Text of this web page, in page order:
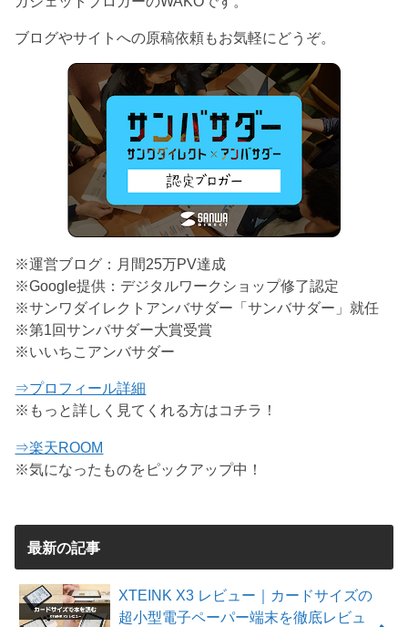
ブログやサイトへの原稿依頼もお気軽にどうぞ。
※運営ブログ：月間25万PV達成
※Google提供：デジタルワークショップ修了認定
※サンワダイレクトアンバサダー「サンバサダー」就任
※第1回サンバサダー大賞受賞
※いいちこアンバサダー
⇒プロフィール詳細
※もっと詳しく見てくれる方はコチラ！
⇒楽天ROOM
※気になったものをピックアップ中！
最新の記事
XTEINK X3 レビュー｜カードサイズの
超小型電子ペーパー端末を徹底レビュ